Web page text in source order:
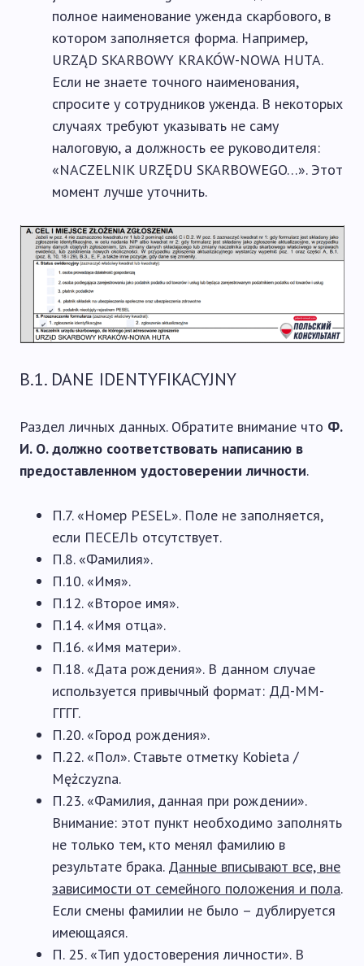
полное наименование уженда скарбового, в
котором заполняется форма. Например,
URZĄD SKARBOWY KRAKÓW-NOWA HUTA.
Если не знаете точного наименования,
спросите у сотрудников уженда. В некоторых
случаях требуют указывать не саму
налоговую, а должность ее руководителя:
«NACZELNIK URZĘDU SKARBOWEGO…». Этот
момент лучше уточнить.
В.1. DANE IDENTYFIKACYJNY
Раздел личных данных. Обратите внимание что Ф.
И. О. должно соответствовать написанию в
предоставленном удостоверении личности.
П.7. «Номер PESEL». Поле не заполняется,
если ПЕСЕЛЬ отсутствует.
П.8. «Фамилия».
П.10. «Имя».
П.12. «Второе имя».
П.14. «Имя отца».
П.16. «Имя матери».
П.18. «Дата рождения». В данном случае
используется привычный формат: ДД-ММ-
ГГГГ.
П.20. «Город рождения».
П.22. «Пол». Ставьте отметку Kobieta /
Mężczyzna.
П.23. «Фамилия, данная при рождении».
Внимание: этот пункт необходимо заполнять
не только тем, кто менял фамилию в
результате брака. Данные вписывают все, вне
зависимости от семейного положения и пола.
Если смены фамилии не было – дублируется
имеющаяся.
П. 25. «Тип удостоверения личности». В